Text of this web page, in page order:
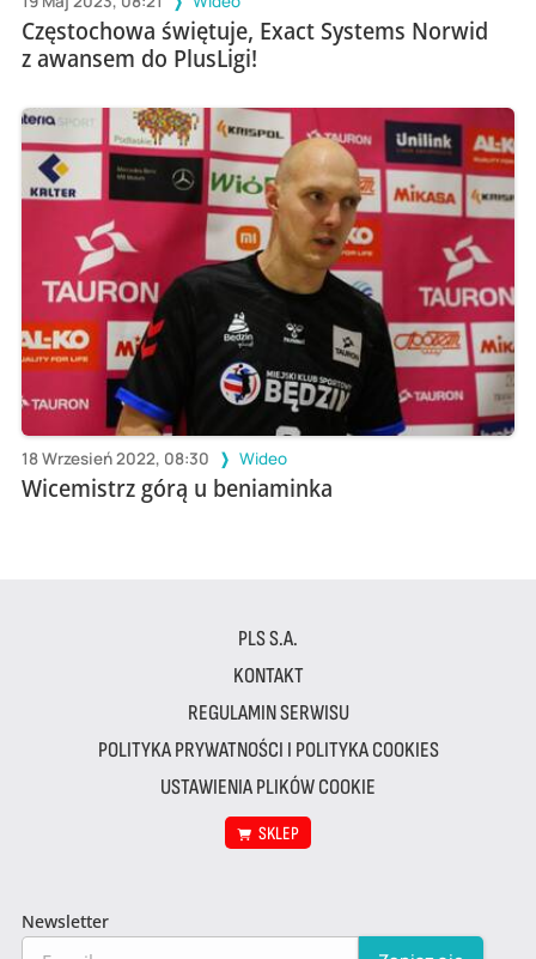
Częstochowa świętuje, Exact Systems Norwid
z awansem do PlusLigi!
18 Wrzesień 2022, 08:30 Wideo
Wicemistrz górą u beniaminka
PLS S.A.
KONTAKT
REGULAMIN SERWISU
POLITYKA PRYWATNOŚCI I POLITYKA COOKIES
USTAWIENIA PLIKÓW COOKIE
SKLEP
Newsletter